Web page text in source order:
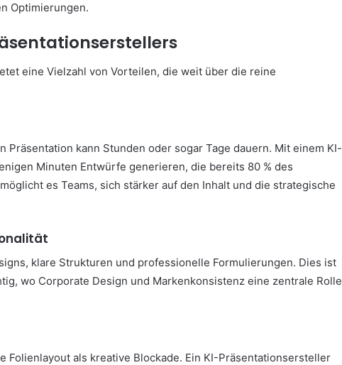
Optimierungen.
eine Vielzahl von Vorteilen, die weit über die reine
Präsentation kann Stunden oder sogar Tage dauern. Mit einem KI-
Minuten Entwürfe generieren, die bereits 80 % des
es Teams, sich stärker auf den Inhalt und die strategische
klare Strukturen und professionelle Formulierungen. Dies ist
wo Corporate Design und Markenkonsistenz eine zentrale Rolle
Folienlayout als kreative Blockade. Ein KI-Präsentationsersteller